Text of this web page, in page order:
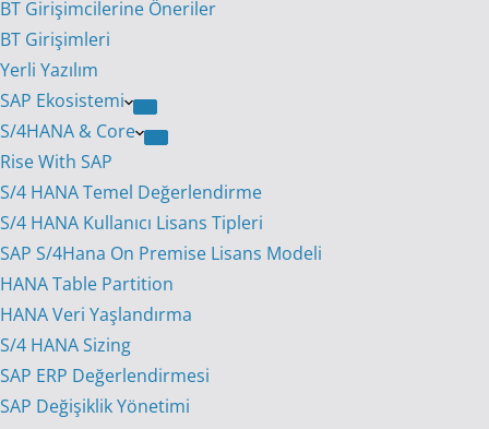
BT Girişimcilerine Öneriler
BT Girişimleri
Yerli Yazılım
SAP Ekosistemi
S/4HANA & Core
Rise With SAP
S/4 HANA Temel Değerlendirme
S/4 HANA Kullanıcı Lisans Tipleri
SAP S/4Hana On Premise Lisans Modeli
HANA Table Partition
HANA Veri Yaşlandırma
S/4 HANA Sizing
SAP ERP Değerlendirmesi
SAP Değişiklik Yönetimi